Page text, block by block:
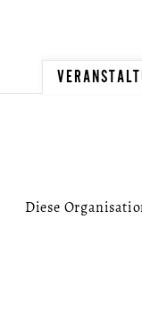
Diese